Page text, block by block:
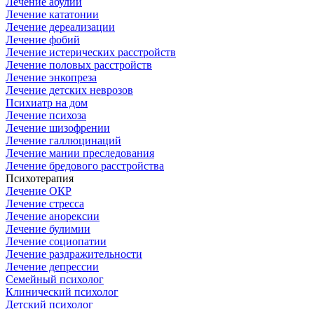
Лечение кататонии
Лечение дереализации
Лечение фобий
Лечение истерических расстройств
Лечение половых расстройств
Лечение энкопреза
Лечение детских неврозов
Психиатр на дом
Лечение психоза
Лечение шизофрении
Лечение галлюцинаций
Лечение мании преследования
Лечение бредового расстройства
Психотерапия
Лечение ОКР
Лечение стресса
Лечение анорексии
Лечение булимии
Лечение социопатии
Лечение раздражительности
Лечение депрессии
Семейный психолог
Клинический психолог
Детский психолог